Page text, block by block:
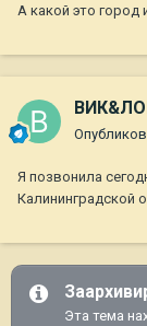
А какой это город
Я позвонила
Калининградской
Эта тема